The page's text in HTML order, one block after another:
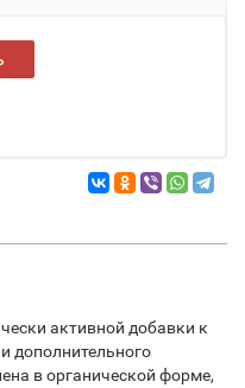
активной добавки к
дополнительного
в органической форме,